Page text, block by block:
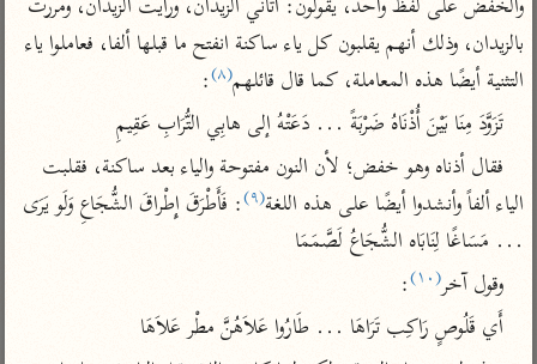
منتقاة
تفسير ابن القيم
تفسير ابن تيمية
عامّة
تفسير السمعاني
تفسير مكّي
أخرى
أضواء البيان
نظم الدرر للبقاعي
لغة وبلاغة
التحرير والتنوير
البحر المحيط لأبي
مركَّزة العبارة
تفسير الجلالين
جامع البيان للإيجي
تفسير البيضاوي
تفسير النسفي
الوجيز للواحدي
التثنية أيضًا هذه المعاملة، كما قال قائلهم(٨) :
تَزَوَّدَ مِنَا بَيْنَ أُذْنَاهُ ضَرْبَةً ... دَعَتْهُ إلى هابِي التُّرَابِ عَقِيمِ
الياء ألفاً وأنشدوا أيضًا على هذه اللغة(٩)
... مَسَاغًا لِنَابَاه الشُّجَاعُ لَصَّمَمَا
وقول آخر(١٠)
:
أَي قَلُوصٍ رَاكِب تَرَاهَا ... طَارُوا عَلاَهُنَّ مطْر عَلاَهَا